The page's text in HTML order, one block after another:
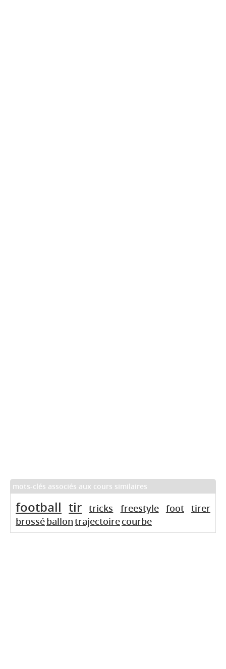
mots-clés associés aux cours similaires
football tir tricks freestyle foot tirer
brosséballontrajectoirecourbe